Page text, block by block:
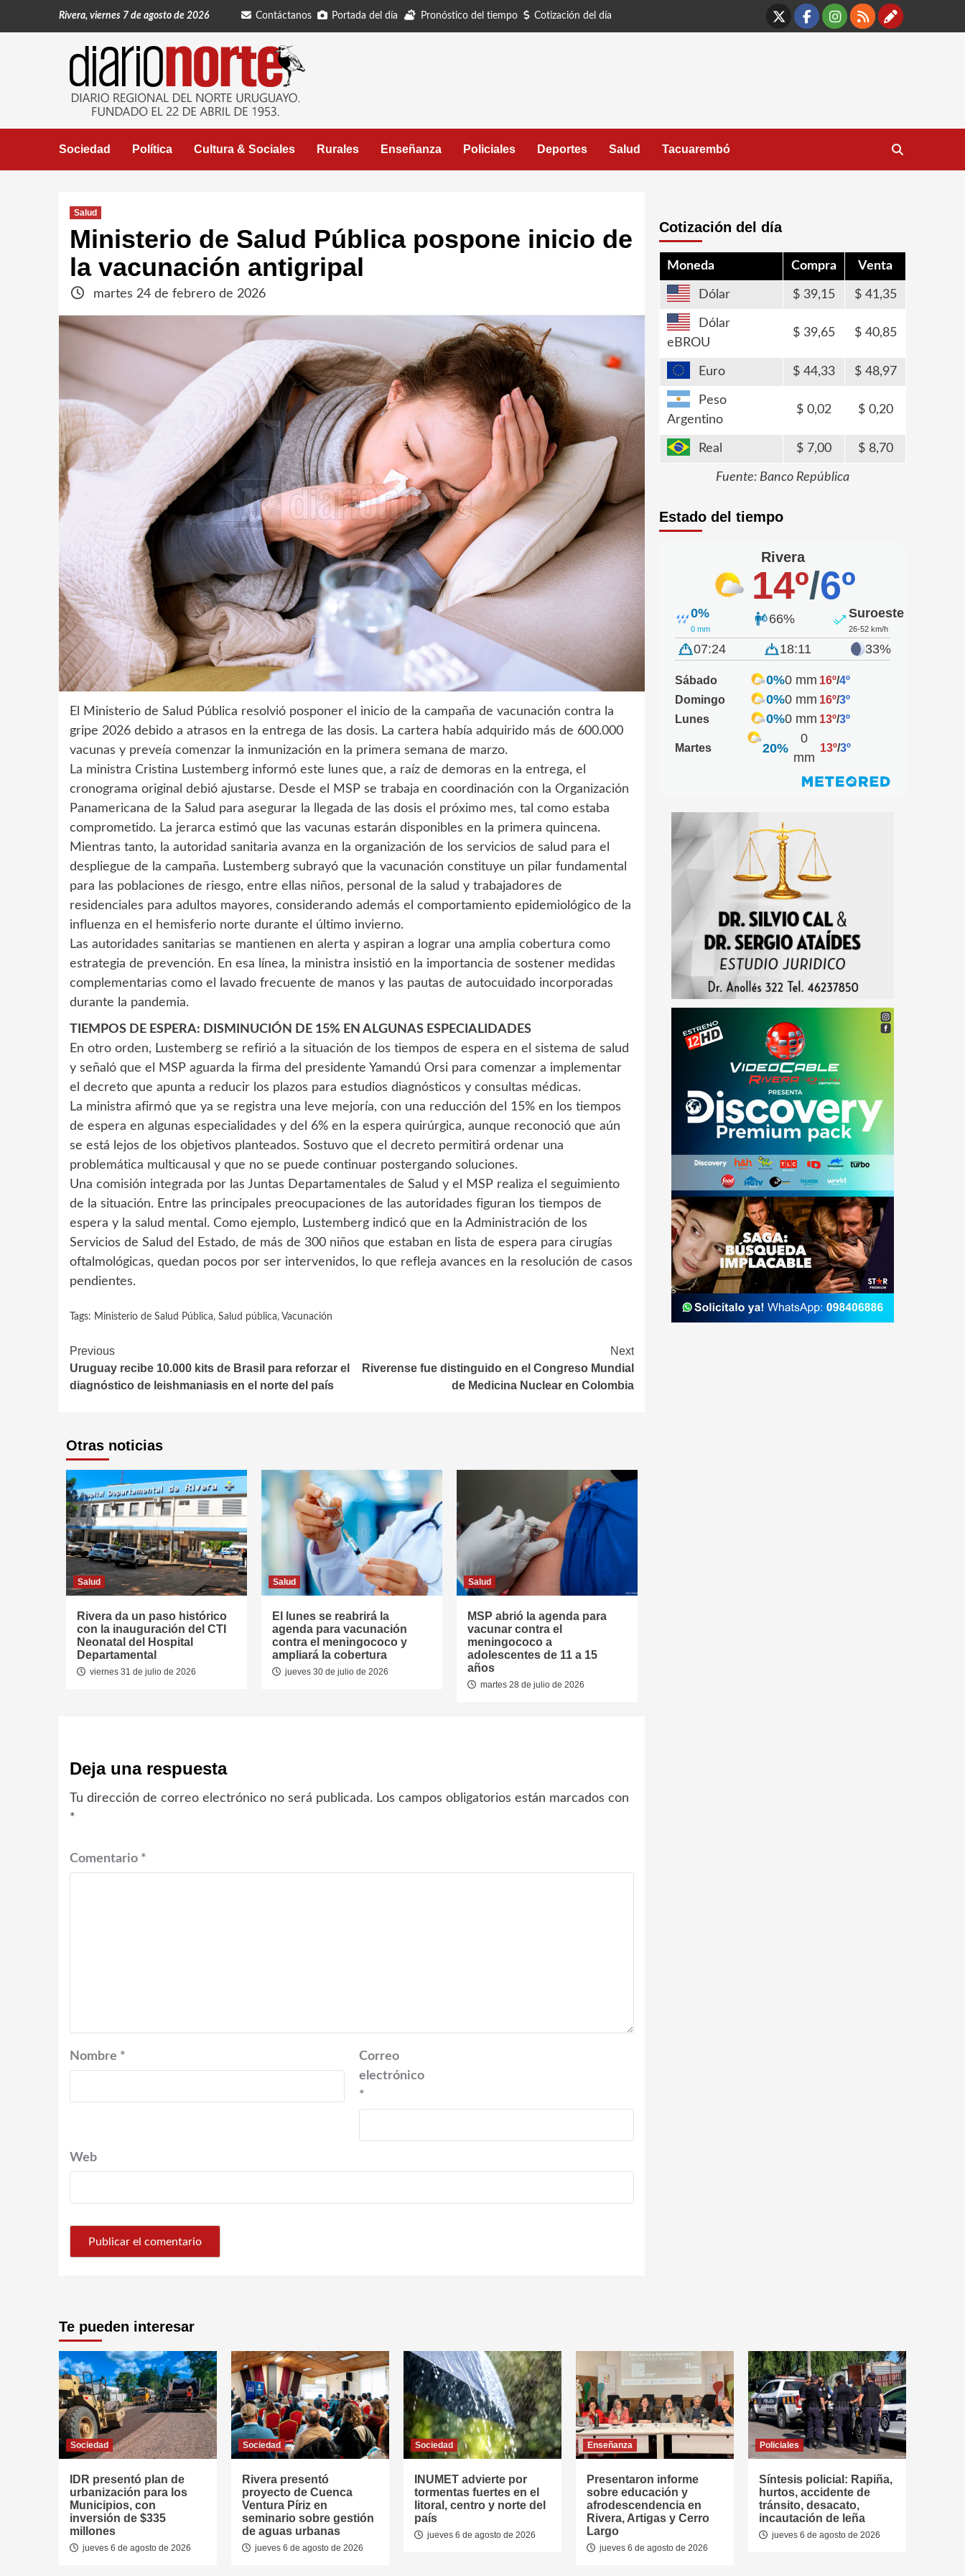
Rivera, viernes 7 de agosto de 2026 Contáctanos Portada del día Pronóstico del tiempo Cotización del día
X Facebook
Instagram
RSS
Sociedad Política Cultura & Sociales Rurales Enseñanza Policiales Deportes Salud Tacuarembó
Salud
Ministerio de Salud Pública pospone inicio de
la vacunación antigripal
martes 24 de febrero de 2026
El Ministerio de Salud Pública resolvió posponer el inicio de la campaña de vacunación contra la
gripe 2026 debido a atrasos en la entrega de las dosis. La cartera había adquirido más de 600.000
vacunas y preveía comenzar la inmunización en la primera semana de marzo.
La ministra Cristina Lustemberg informó este lunes que, a raíz de demoras en la entrega, el
cronograma original debió ajustarse. Desde el MSP se trabaja en coordinación con la Organización
Panamericana de la Salud para asegurar la llegada de las dosis el próximo mes, tal como estaba
comprometido. La jerarca estimó que las vacunas estarán disponibles en la primera quincena.
Mientras tanto, la autoridad sanitaria avanza en la organización de los servicios de salud para el
despliegue de la campaña. Lustemberg subrayó que la vacunación constituye un pilar fundamental
para las poblaciones de riesgo, entre ellas niños, personal de la salud y trabajadores de
residenciales para adultos mayores, considerando además el comportamiento epidemiológico de la
influenza en el hemisferio norte durante el último invierno.
Las autoridades sanitarias se mantienen en alerta y aspiran a lograr una amplia cobertura como
estrategia de prevención. En esa línea, la ministra insistió en la importancia de sostener medidas
complementarias como el lavado frecuente de manos y las pautas de autocuidado incorporadas
durante la pandemia.
TIEMPOS DE ESPERA: DISMINUCIÓN DE 15% EN ALGUNAS ESPECIALIDADES
En otro orden, Lustemberg se refirió a la situación de los tiempos de espera en el sistema de salud
y señaló que el MSP aguarda la firma del presidente Yamandú Orsi para comenzar a implementar
el decreto que apunta a reducir los plazos para estudios diagnósticos y consultas médicas.
La ministra afirmó que ya se registra una leve mejoría, con una reducción del 15% en los tiempos
de espera en algunas especialidades y del 6% en la espera quirúrgica, aunque reconoció que aún
se está lejos de los objetivos planteados. Sostuvo que el decreto permitirá ordenar una
problemática multicausal y que no se puede continuar postergando soluciones.
Una comisión integrada por las Juntas Departamentales de Salud y el MSP realiza el seguimiento
de la situación. Entre las principales preocupaciones de las autoridades figuran los tiempos de
espera y la salud mental. Como ejemplo, Lustemberg indicó que en la Administración de los
Servicios de Salud del Estado, de más de 300 niños que estaban en lista de espera para cirugías
oftalmológicas, quedan pocos por ser intervenidos, lo que refleja avances en la resolución de casos
pendientes.
Tags: Ministerio de Salud Pública, Salud pública, Vacunación
Continue
Reading
Previous
Uruguay recibe 10.000 kits de Brasil para reforzar el
diagnóstico de leishmaniasis en el norte del país
Next
Riverense fue distinguido en el Congreso Mundial
de Medicina Nuclear en Colombia
Otras noticias
Salud
Rivera da un paso histórico
con la inauguración del CTI
Neonatal del Hospital
Departamental
viernes 31 de julio de 2026
Salud
El lunes se reabrirá la
agenda para vacunación
contra el meningococo y
ampliará la cobertura
jueves 30 de julio de 2026
Salud
MSP abrió la agenda para
vacunar contra el
meningococo a
adolescentes de 11 a 15
años
martes 28 de julio de 2026
Deja una respuesta
Tu dirección de correo electrónico no será publicada. Los campos obligatorios están marcados con
*
Comentario *
Nombre *
Correo
electrónico
*
Web
Cotización del día
Moneda Compra Venta
Dólar 39,15 41,35
Dólar
eBROU
39,65 40,85
Euro 44,33 48,97
Peso
Argentino
0,02 0,20
Real 7,00 8,70
Fuente: Banco República
Estado del tiempo
Rivera
14º/6º
0%
0 mm
66% Suroeste
26-52 km/h
07:24 18:11 33%
Sábado 0%0 mm 16º/4º
Domingo
0%0 mm 16º/3º
Lunes
0%0 mm 13º/3º
Martes 20%
0
mm
13º/3º
Te pueden interesar
Sociedad
IDR presentó plan de
urbanización para los
Municipios, con
inversión de $335
millones
jueves 6 de agosto de 2026
Sociedad
Rivera presentó
proyecto de Cuenca
Ventura Píriz en
seminario sobre gestión
de aguas urbanas
jueves 6 de agosto de 2026
Sociedad
INUMET advierte por
tormentas fuertes en el
litoral, centro y norte del
país
jueves 6 de agosto de 2026
Enseñanza
Presentaron informe
sobre educación y
afrodescendencia en
Rivera, Artigas y Cerro
Largo
jueves 6 de agosto de 2026
Policiales
Síntesis policial: Rapiña,
hurtos, accidente de
tránsito, desacato,
incautación de leña
jueves 6 de agosto de 2026